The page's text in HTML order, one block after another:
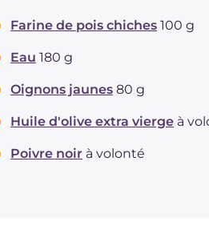
Farine de pois chiches 100 g
Eau 180 g
Oignons jaunes 80 g
Huile d'olive extra vierge à
Poivre noir à volonté